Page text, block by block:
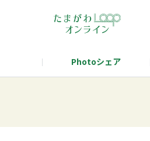
Photoシェア